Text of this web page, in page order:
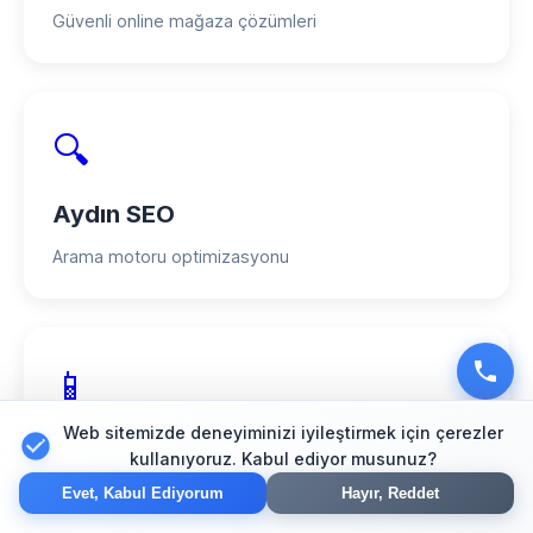
Güvenli online mağaza çözümleri
🔍
Aydın SEO
Arama motoru optimizasyonu
📱
Aydın Mobil Uygulama
iOS ve Android uygulamaları
Web sitemizde deneyiminizi iyileştirmek için çerezler
kullanıyoruz. Kabul ediyor musunuz?
Evet, Kabul Ediyorum Hayır, Reddet